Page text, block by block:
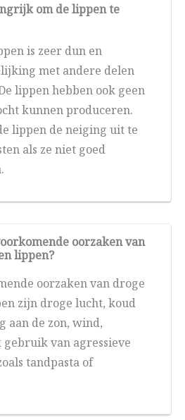
om de lippen te
is zeer dun en
met andere delen
lippen hebben ook geen
kunnen produceren.
lippen de neiging uit te
als ze niet goed
oorzaken van
lippen?
oorzaken van droge
zijn droge lucht, koud
aan de zon, wind,
van agressieve
tandpasta of